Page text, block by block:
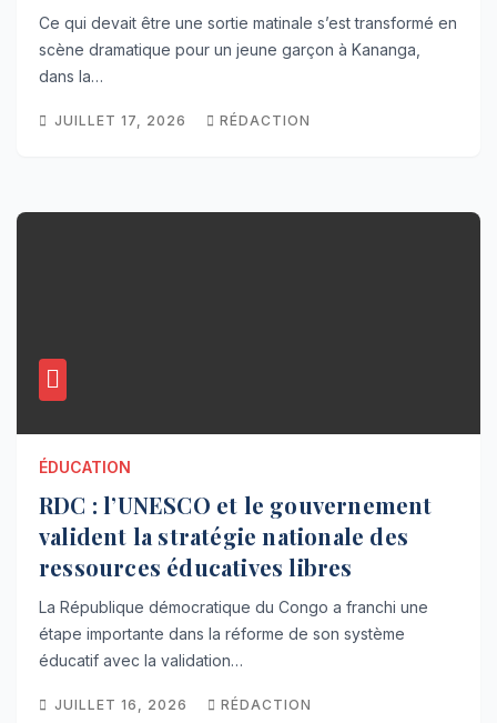
Ce qui devait être une sortie matinale s’est transformé en
scène dramatique pour un jeune garçon à Kananga,
dans la…
JUILLET 17, 2026 RÉDACTION
ÉDUCATION
RDC : l’UNESCO et le gouvernement
valident la stratégie nationale des
ressources éducatives libres
La République démocratique du Congo a franchi une
étape importante dans la réforme de son système
éducatif avec la validation…
JUILLET 16, 2026 RÉDACTION